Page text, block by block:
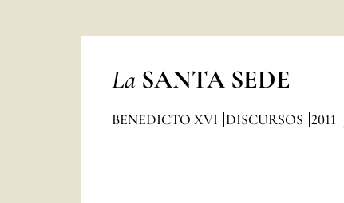
La SANTA SEDE
BENEDICTO XVI DISCURSOS 2011